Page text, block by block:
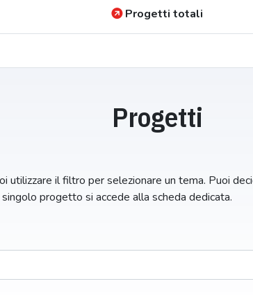
Progetti totali
Progetti
il filtro per selezionare un tema. Puoi
progetto si accede alla scheda dedicata.